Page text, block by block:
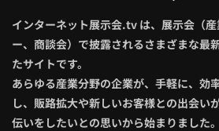
インターネット展示会.tv は、展示会（
ー、商談会）で披露されるさまざまな最
たサイトです。
あらゆる産業分野の企業が、手軽に、効
し、販路拡大や新しいお客様との出会い
伝いをしたいとの思いから始まりました。